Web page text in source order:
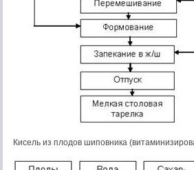
Кисель из плодов шиповника